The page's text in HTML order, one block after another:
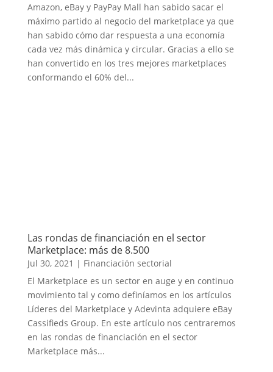
Amazon, eBay y PayPay Mall han sabido sacar el
máximo partido al negocio del marketplace ya que
han sabido cómo dar respuesta a una economía
cada vez más dinámica y circular. Gracias a ello se
han convertido en los tres mejores marketplaces
conformando el 60% del...
Las rondas de financiación en el sector
Marketplace: más de 8.500
Jul 30, 2021 | Financiación sectorial
El Marketplace es un sector en auge y en continuo
movimiento tal y como definíamos en los artículos
Líderes del Marketplace y Adevinta adquiere eBay
Cassifieds Group. En este artículo nos centraremos
en las rondas de financiación en el sector
Marketplace más...